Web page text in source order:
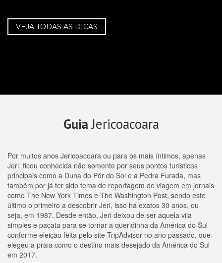
VEJA TODAS AS DICAS
Guia Jericoacoara
Por muitos anos Jericoacoara ou para os mais íntimos, apenas
Jeri, ficou conhecida não somente por seus pontos turísticos
principais como a Duna do Pôr do Sol e a Pedra Furada, mas
também por já ter sido tema de reportagem de viagem em jornais
como The New York Times e The Washington Post, sendo este
último o primeiro a descobrir Jeri, isso há exatos 30 anos, ou
seja, em 1987. Desde então, Jeri deixou de ser aquela vila
simples e pacata para se tornar a queridinha da América do Sul
conforme eleição feita pelo site TripAdvisor no ano passado, que
elegeu a praia como o destino mais desejado da América do Sul
em 2017.